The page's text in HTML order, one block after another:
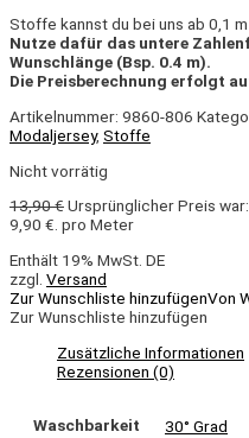
Stoffe kannst du bei uns ab 0,1
Nutze dafür das untere
Wunschlänge (Bsp. 0.4 m).
Die Preisberechnung erfolgt
Artikelnummer: 9860-806
Modaljersey, Stoffe
Nicht vorrätig
13,90€Ursprünglicher Preis
9,90 €. pro Meter
Enthält 19% MwSt. DE
zzgl. Versand
Zur Wunschliste hinzufügenVon
Zur Wunschliste hinzufügen
Zusätzliche Informationen
Rezensionen (0)
Waschbarkeit 30° Grad